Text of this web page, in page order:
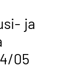
ja
05